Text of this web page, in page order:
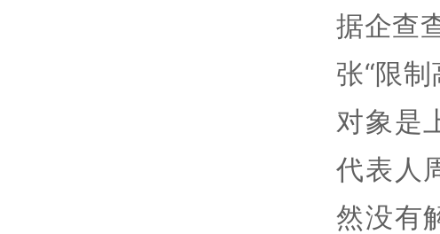
据企查
张“限制
对象是
代表人
然没有